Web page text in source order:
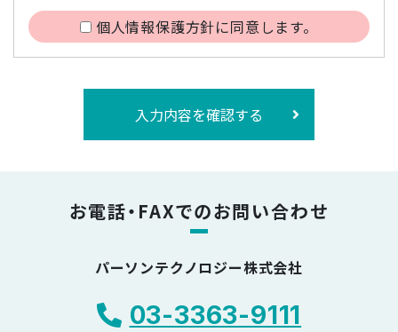
個人情報保護方針に同意します。
入力内容を確認する
お電話・FAXでのお問い合わせ
パーソンテクノロジー株式会社
03-3363-9111